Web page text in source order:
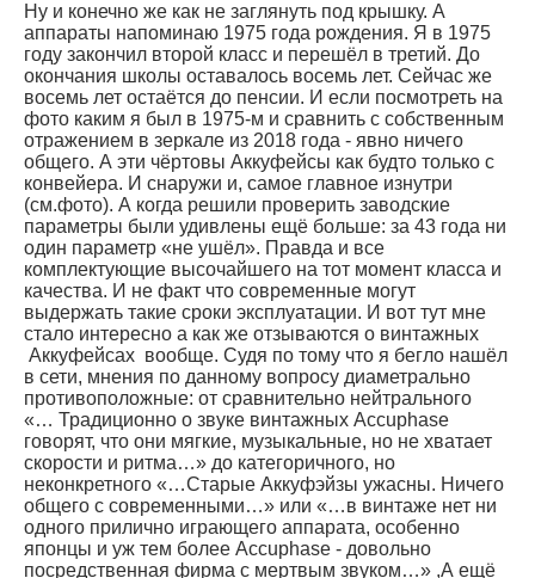
Ну и конечно же как не заглянуть под крышку. А
аппараты напоминаю 1975 года рождения. Я в 1975
году закончил второй класс и перешёл в третий. До
окончания школы оставалось восемь лет. Сейчас же
восемь лет остаётся до пенсии. И если посмотреть на
фото каким я был в 1975-м и сравнить с собственным
отражением в зеркале из 2018 года - явно ничего
общего. А эти чёртовы Аккуфейсы как будто только с
конвейера. И снаружи и, самое главное изнутри
(см.фото). А когда решили проверить заводские
параметры были удивлены ещё больше: за 43 года ни
один параметр «не ушёл». Правда и все
комплектующие высочайшего на тот момент класса и
качества. И не факт что современные могут
выдержать такие сроки эксплуатации. И вот тут мне
стало интересно а как же отзываются о винтажных
Аккуфейсах вообще. Судя по тому что я бегло нашёл
в сети, мнения по данному вопросу диаметрально
противоположные: от сравнительно нейтрального
«… Традиционно о звуке винтажных Accuphase
говорят, что они мягкие, музыкальные, но не хватает
скорости и ритма…» до категоричного, но
неконкретного «…Старые Аккуфэйзы ужасны. Ничего
общего с современными…» или «…в винтаже нет ни
одного прилично играющего аппарата, особенно
японцы и уж тем более Accuphase - довольно
посредственная фирма с мертвым звуком…» ,А ещё